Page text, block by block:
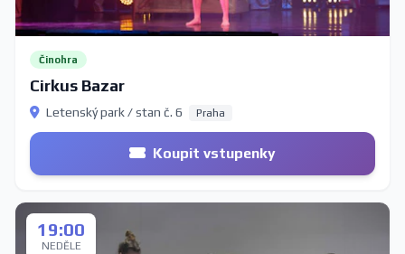
Činohra
Cirkus Bazar
Letenský park / stan č. 6 Praha
Koupit vstupenky
19:00
NEDĚLE